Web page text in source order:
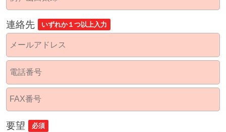
連絡先 いずれか１つ以上入力
要望 必須